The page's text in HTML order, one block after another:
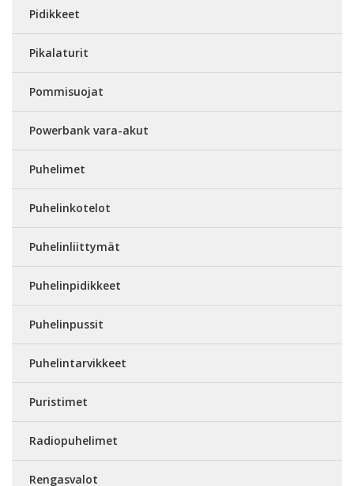
Pidikkeet
Pikalaturit
Pommisuojat
Powerbank vara-akut
Puhelimet
Puhelinkotelot
Puhelinliittymät
Puhelinpidikkeet
Puhelinpussit
Puhelintarvikkeet
Puristimet
Radiopuhelimet
Rengasvalot